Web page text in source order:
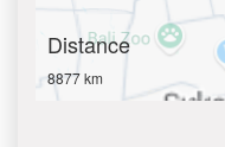
Distance
8877 km